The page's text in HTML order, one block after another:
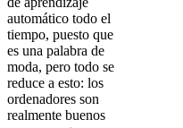
automático todo el
tiempo, puesto que
es una palabra de
moda, pero todo se
reduce a esto: los
ordenadores son
realmente buenos